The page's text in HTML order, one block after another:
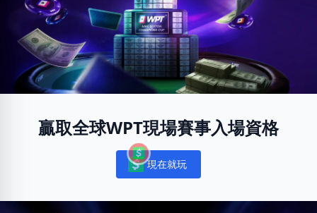
贏取全球WPT現場賽事入場資格
Notifications
現在就玩